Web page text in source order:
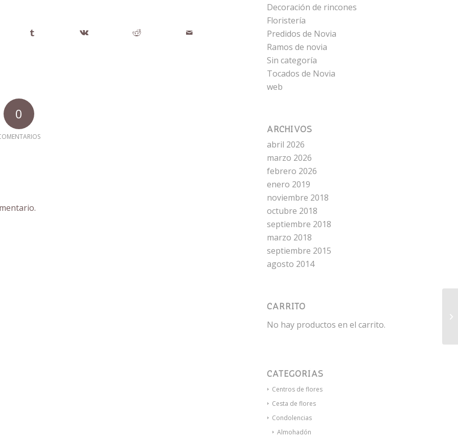
0
Decoración de rincones
Floristería
Predidos de Novia
Ramos de novia
Sin categoría
Tocados de Novia
web
ARCHIVOS
abril 2026
marzo 2026
febrero 2026
enero 2019
noviembre 2018
octubre 2018
septiembre 2018
marzo 2018
septiembre 2015
agosto 2014
CARRITO
No hay productos en el carrito.
CATEGORÍAS
Centros de flores
Cesta de flores
Condolencias
Almohadón